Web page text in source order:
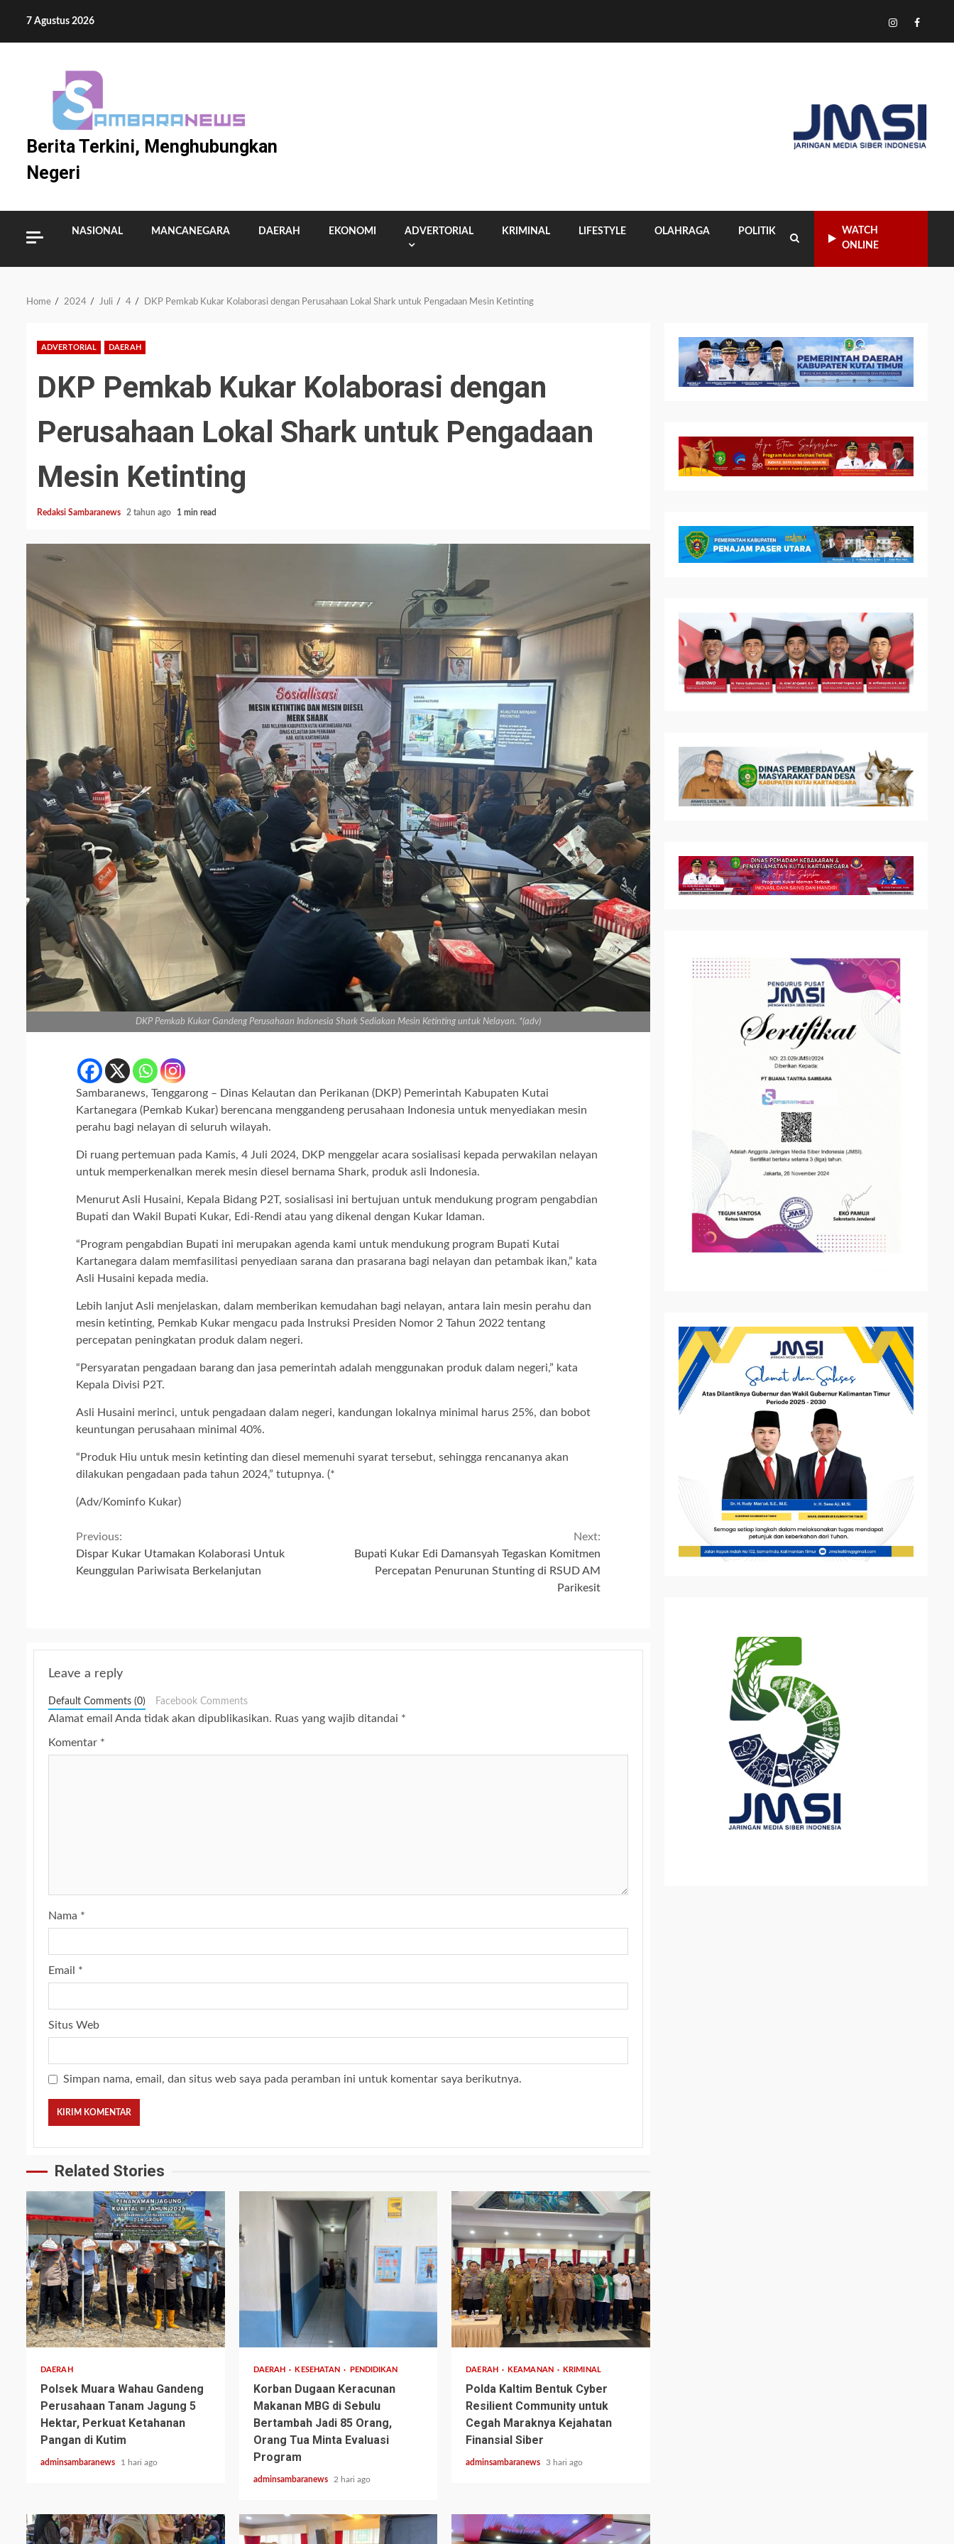
content
7 Agustus 2026 Tiktok
Instagram
Berita Terkini, Menghubungkan
Negeri
NASIONAL MANCANEGARA DAERAH EKONOMI ADVERTORIAL KRIMINAL LIFESTYLE OLAHRAGA POLITIK
WATCH
ONLINE
Home 2024 Juli 4 DKP Pemkab Kukar Kolaborasi dengan Perusahaan Lokal Shark untuk Pengadaan Mesin Ketinting
ADVERTORIAL DAERAH
DKP Pemkab Kukar Kolaborasi dengan
Perusahaan Lokal Shark untuk Pengadaan
Mesin Ketinting
Redaksi Sambaranews 2 tahun ago 1 min read
DKP Pemkab Kukar Gandeng Perusahaan Indonesia Shark Sediakan Mesin Ketinting untuk Nelayan. *(adv)
Sambaranews, Tenggarong – Dinas Kelautan dan Perikanan (DKP) Pemerintah Kabupaten Kutai
Kartanegara (Pemkab Kukar) berencana menggandeng perusahaan Indonesia untuk menyediakan mesin
perahu bagi nelayan di seluruh wilayah.
Di ruang pertemuan pada Kamis, 4 Juli 2024, DKP menggelar acara sosialisasi kepada perwakilan nelayan
untuk memperkenalkan merek mesin diesel bernama Shark, produk asli Indonesia.
Menurut Asli Husaini, Kepala Bidang P2T, sosialisasi ini bertujuan untuk mendukung program pengabdian
Bupati dan Wakil Bupati Kukar, Edi-Rendi atau yang dikenal dengan Kukar Idaman.
“Program pengabdian Bupati ini merupakan agenda kami untuk mendukung program Bupati Kutai
Kartanegara dalam memfasilitasi penyediaan sarana dan prasarana bagi nelayan dan petambak ikan,” kata
Asli Husaini kepada media.
Lebih lanjut Asli menjelaskan, dalam memberikan kemudahan bagi nelayan, antara lain mesin perahu dan
mesin ketinting, Pemkab Kukar mengacu pada Instruksi Presiden Nomor 2 Tahun 2022 tentang
percepatan peningkatan produk dalam negeri.
“Persyaratan pengadaan barang dan jasa pemerintah adalah menggunakan produk dalam negeri,” kata
Kepala Divisi P2T.
Asli Husaini merinci, untuk pengadaan dalam negeri, kandungan lokalnya minimal harus 25%, dan bobot
keuntungan perusahaan minimal 40%.
“Produk Hiu untuk mesin ketinting dan diesel memenuhi syarat tersebut, sehingga rencananya akan
dilakukan pengadaan pada tahun 2024,” tutupnya. (*
(Adv/Kominfo Kukar)
Continue
Reading
Previous:
Dispar Kukar Utamakan Kolaborasi Untuk
Keunggulan Pariwisata Berkelanjutan
Next:
Bupati Kukar Edi Damansyah Tegaskan Komitmen
Percepatan Penurunan Stunting di RSUD AM
Parikesit
Leave a reply
Default Comments (0) Facebook Comments
Alamat email Anda tidak akan dipublikasikan. Ruas yang wajib ditandai *
Komentar *
Nama *
Email *
Situs Web
Simpan nama, email, dan situs web saya pada peramban ini untuk komentar saya berikutnya.
Related Stories
2 min read
DAERAH
Polsek Muara Wahau Gandeng
Perusahaan Tanam Jagung 5
Hektar, Perkuat Ketahanan
Pangan di Kutim
adminsambaranews 1 hari ago
3 min read
DAERAH KESEHATAN PENDIDIKAN
Korban Dugaan Keracunan
Makanan MBG di Sebulu
Bertambah Jadi 85 Orang,
Orang Tua Minta Evaluasi
Program
adminsambaranews 2 hari ago
2 min read
DAERAH KEAMANAN KRIMINAL
Polda Kaltim Bentuk Cyber
Resilient Community untuk
Cegah Maraknya Kejahatan
Finansial Siber
adminsambaranews 3 hari ago